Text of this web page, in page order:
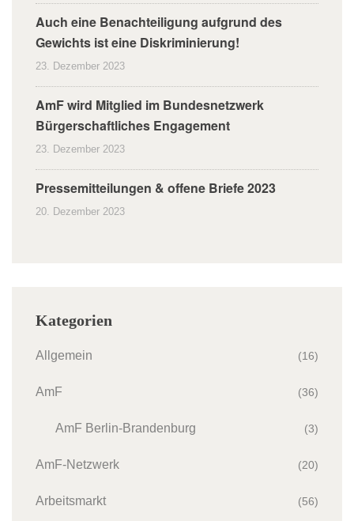
Auch eine Benachteiligung aufgrund des
Gewichts ist eine Diskriminierung!
23. Dezember 2023
AmF wird Mitglied im Bundesnetzwerk
Bürgerschaftliches Engagement
23. Dezember 2023
Pressemitteilungen & offene Briefe 2023
20. Dezember 2023
Kategorien
Allgemein (16)
AmF (36)
AmF Berlin-Brandenburg (3)
AmF-Netzwerk (20)
Arbeitsmarkt (56)